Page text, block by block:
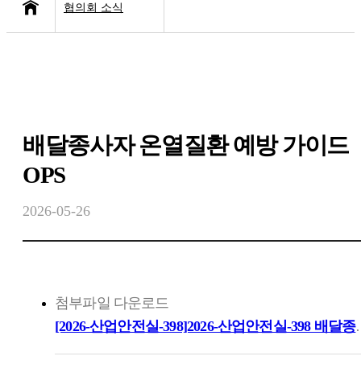
협의회 소식
보도자료
배달종사자 온열질환 예방 가이드
OPS
2026-05-26
첨부파일 다운로드
[2026-산업안전